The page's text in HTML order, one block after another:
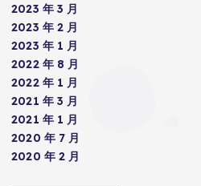
2023 年 3 月
2023 年 2 月
2023 年 1 月
2022 年 8 月
2022 年 1 月
2021 年 3 月
2021 年 1 月
2020 年 7 月
2020 年 2 月